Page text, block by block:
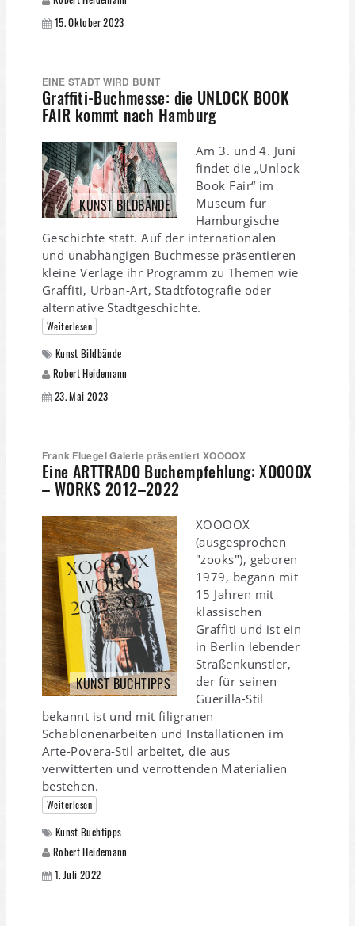
15. Oktober 2023
EINE STADT WIRD BUNT
Graffiti-Buchmesse: die UNLOCK BOOK
FAIR kommt nach Hamburg
KUNST BILDBÄNDE
Am 3. und 4. Juni
findet die „Unlock
Book Fair“ im
Museum für
Hamburgische
Geschichte statt. Auf der internationalen
und unabhängigen Buchmesse präsentieren
kleine Verlage ihr Programm zu Themen wie
Graffiti, Urban-Art, Stadtfotografie oder
alternative Stadtgeschichte.
Weiterlesen
Kunst Bildbände
Robert Heidemann
23. Mai 2023
Frank Fluegel Galerie präsentiert XOOOOX
Eine ARTTRADO Buchempfehlung: XOOOOX
– WORKS 2012–2022
KUNST BUCHTIPPS
XOOOOX
(ausgesprochen
"zooks"), geboren
1979, begann mit
15 Jahren mit
klassischen
Graffiti und ist ein
in Berlin lebender
Straßenkünstler,
der für seinen
Guerilla-Stil
bekannt ist und mit filigranen
Schablonenarbeiten und Installationen im
Arte-Povera-Stil arbeitet, die aus
verwitterten und verrottenden Materialien
bestehen.
Weiterlesen
Kunst Buchtipps
Robert Heidemann
1. Juli 2022